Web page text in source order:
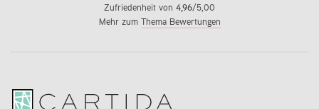
Zufriedenheit von 4,96/5,00
Mehr zum Thema Bewertungen